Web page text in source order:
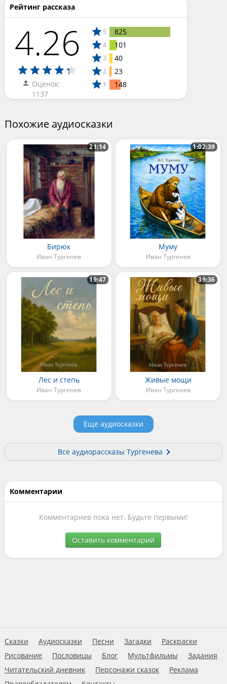
Рейтинг рассказа
4.26
Оценок:
1137
5 825
4 101
3 40
2 23
1 148
Похожие аудиосказки
Бирюк
Иван Тургенев
21:14
Муму
Иван Тургенев
1:02:39
Лес и степь
Иван Тургенев
19:47
Живые мощи
Иван Тургенев
39:36
Еще аудиосказки
Все аудиорассказы Тургенева
Комментарии
Комментариев пока нет. Будьте первыми!
Оставить комментарий
Сказки Аудиосказки Песни Загадки
Раскраски
Рисование
Пословицы Блог Мультфильмы
Задания
Читательский дневник
Персонажи сказок
Реклама